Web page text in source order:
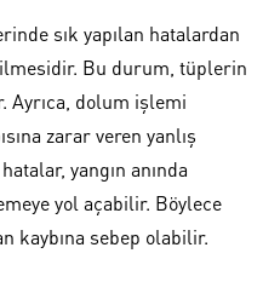
sık yapılan hatalardan
Bu durum, tüplerin
dolum işlemi
zarar veren yanlış
yangın anında
yol açabilir. Böylece
kaybına sebep olabilir.